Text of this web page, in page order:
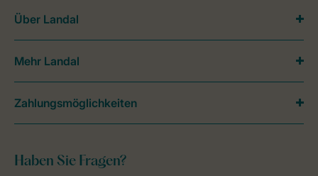
Haben Sie Fragen?
Über Landal
Mehr Landal
Zahlungsmöglichkeiten